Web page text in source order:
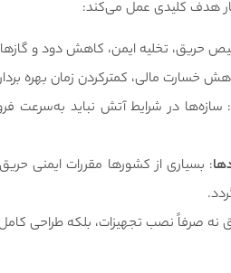
هدف کلیدی عمل می‌کند:
حریق، تخلیه ایمن، کاهش دود و
خسارت مالی، کمترکردن زمان بهره
: سازه‌ها در شرایط آتش نباید به‌سرعت فرو
: بسیاری از کشورها مقررات ایمنی
نه صرفاً نصب تجهیزات، بلکه طراحی